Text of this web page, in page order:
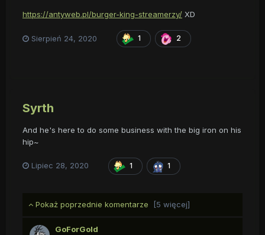
https://antyweb.pl/burger-king-streamerzy/ XD
Sierpień 24, 2020 1 2
Syrth
And he's here to do some business with the big iron on his
hip~
Lipiec 28, 2020 1 1
Pokaż poprzednie komentarze [5 więcej]
GoForGold